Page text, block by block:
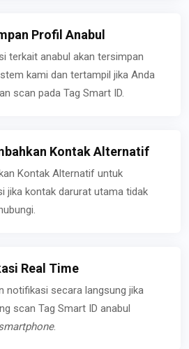
Profil Anabul
terkait anabul akan tersimpan
kami dan tertampil jika Anda
scan pada Tag Smart ID.
Kontak Alternatif
Kontak Alternatif untuk
jika kontak darurat utama tidak
Real Time
notifikasi secara langsung jika
scan Tag Smart ID anabul
.